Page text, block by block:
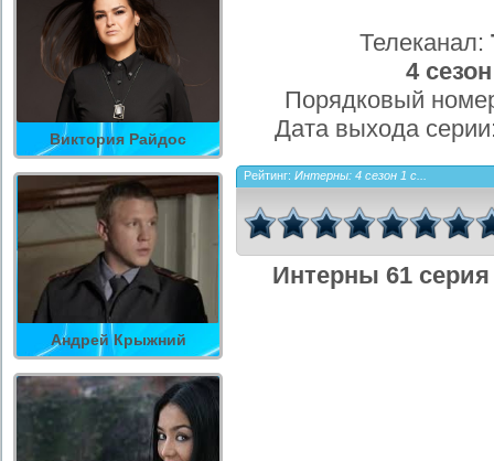
Виктория Райдос
Андрей Крыжний
Телеканал:
4 сезон
Порядковый
Дата выхода
Рейтинг: Интерны: 4 сезон 1 с...
Интерны 61